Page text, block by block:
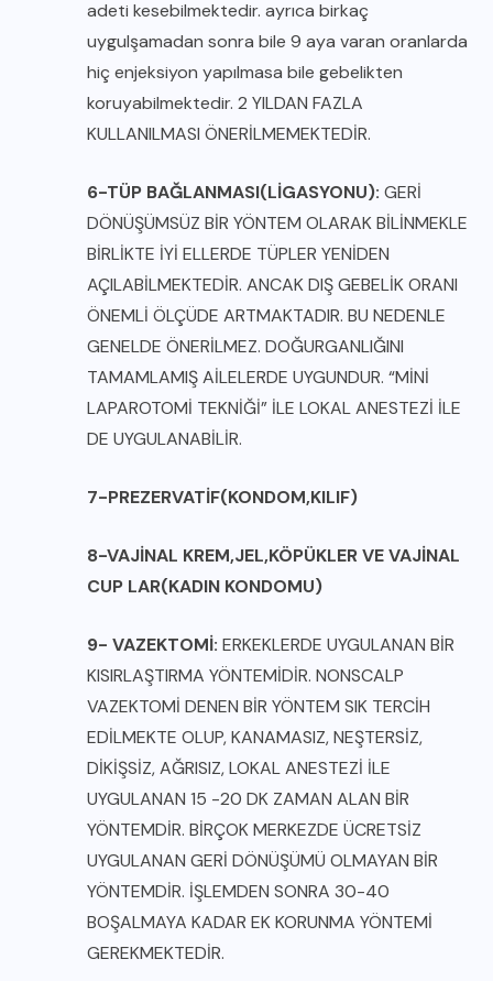
adeti kesebilmektedir. ayrıca birkaç
uygulşamadan sonra bile 9 aya varan oranlarda
hiç enjeksiyon yapılmasa bile gebelikten
koruyabilmektedir. 2 YILDAN FAZLA
KULLANILMASI ÖNERİLMEMEKTEDİR.
6-TÜP BAĞLANMASI(LİGASYONU): GERİ
DÖNÜŞÜMSÜZ BİR YÖNTEM OLARAK BİLİNMEKLE
BİRLİKTE İYİ ELLERDE TÜPLER YENİDEN
AÇILABİLMEKTEDİR. ANCAK DIŞ GEBELİK ORANI
ÖNEMLİ ÖLÇÜDE ARTMAKTADIR. BU NEDENLE
GENELDE ÖNERİLMEZ. DOĞURGANLIĞINI
TAMAMLAMIŞ AİLELERDE UYGUNDUR. “MİNİ
LAPAROTOMİ TEKNİĞİ” İLE LOKAL ANESTEZİ İLE
DE UYGULANABİLİR.
7-PREZERVATİF(KONDOM,KILIF)
8-VAJİNAL KREM,JEL,KÖPÜKLER VE VAJİNAL
CUP LAR(KADIN KONDOMU)
9- VAZEKTOMİ: ERKEKLERDE UYGULANAN BİR
KISIRLAŞTIRMA YÖNTEMİDİR. NONSCALP
VAZEKTOMİ DENEN BİR YÖNTEM SIK TERCİH
EDİLMEKTE OLUP, KANAMASIZ, NEŞTERSİZ,
DİKİŞSİZ, AĞRISIZ, LOKAL ANESTEZİ İLE
UYGULANAN 15 -20 DK ZAMAN ALAN BİR
YÖNTEMDİR. BİRÇOK MERKEZDE ÜCRETSİZ
UYGULANAN GERİ DÖNÜŞÜMÜ OLMAYAN BİR
YÖNTEMDİR. İŞLEMDEN SONRA 30-40
BOŞALMAYA KADAR EK KORUNMA YÖNTEMİ
GEREKMEKTEDİR.